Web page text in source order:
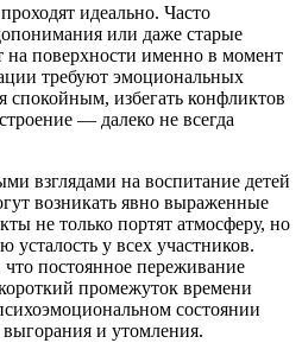
идеально. Часто
или даже старые
поверхности именно в момент
требуют эмоциональных
спокойным, избегать конфликтов
— далеко не всегда
взглядами на воспитание детей
возникать явно выраженные
не только портят атмосферу, но
у всех участников.
постоянное переживание
промежуток времени
состоянии
и утомления.